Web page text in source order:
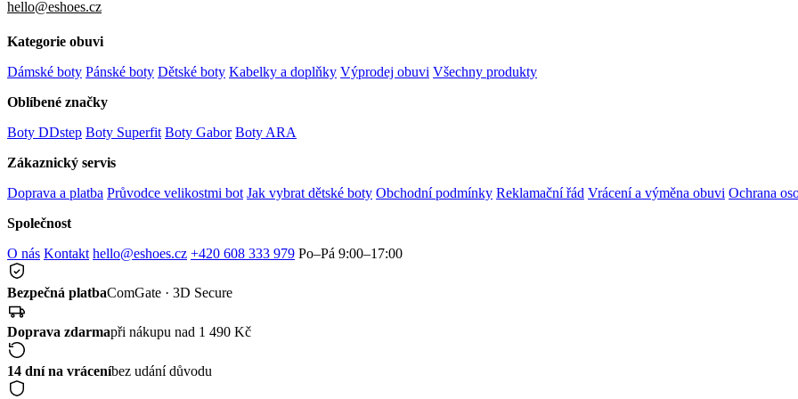
hello@eshoes.cz
Kategorie obuvi
Dámské boty Pánské boty Dětské boty Kabelky a doplňky Výprodej obuvi Všechny produkty
Oblíbené značky
Boty DDstep Boty Superfit Boty Gabor Boty ARA
Zákaznický servis
Doprava a platba Průvodce velikostmi bot Jak vybrat dětské boty Obchodní podmínky Reklamační řád Vrácení a výměna obuvi Ochrana
Společnost
O nás Kontakt hello@eshoes.cz +420 608 333 979 Po–Pá 9:00–17:00
Bezpečná platbaComGate · 3D Secure
Doprava zdarmapři nákupu nad 1 490 Kč
14 dní na vráceníbez udání důvodu